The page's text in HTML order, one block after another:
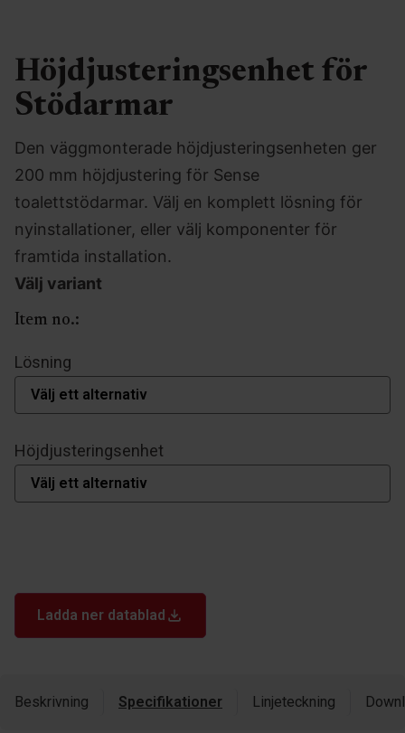
Höjdjusteringsenhet för
Stödarmar
Den väggmonterade höjdjusteringsenheten ger
200 mm höjdjustering för Sense
toalettstödarmar. Välj en komplett lösning för
nyinstallationer, eller välj komponenter för
framtida installation.
Välj variant
Item no.:
Lösning
Höjdjusteringsenhet
Ladda ner datablad
Beskrivning Specifikationer Linjeteckning